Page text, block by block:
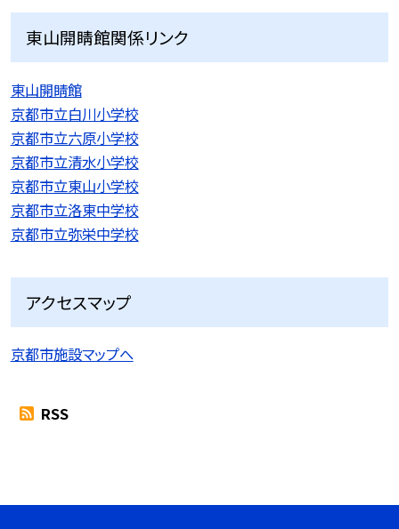
東山開睛館関係リンク
東山開睛館
京都市立白川小学校
京都市立六原小学校
京都市立清水小学校
京都市立東山小学校
京都市立洛東中学校
京都市立弥栄中学校
アクセスマップ
京都市施設マップへ
RSS